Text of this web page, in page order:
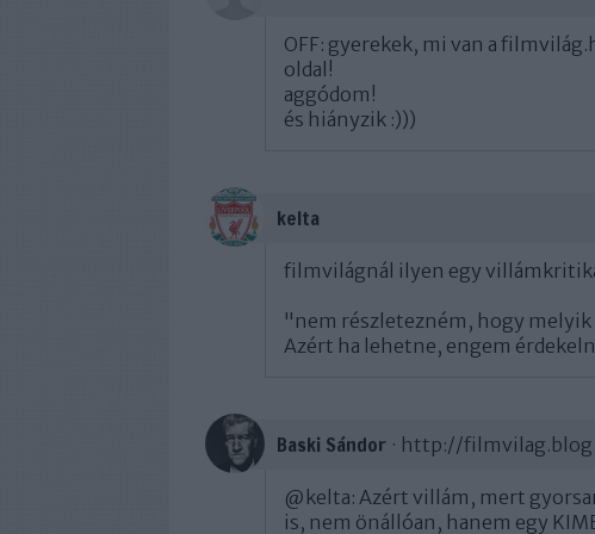
OFF: gyerekek, mi van a
oldal!
aggódom!
és hiányzik :)))
kelta
filmvilágnál ilyen egy
"nem részletezném, hogy
Azért ha lehetne, engem
Baski Sándor · http://
@kelta: Azért villám, mert
is, nem önállóan, hanem egy